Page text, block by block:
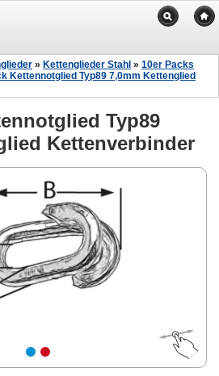
» Kettenglieder Stahl » 10er Packs
Kettennotglied Typ89 7,0mm Kettenglied
Typ89
Kettenverbinder